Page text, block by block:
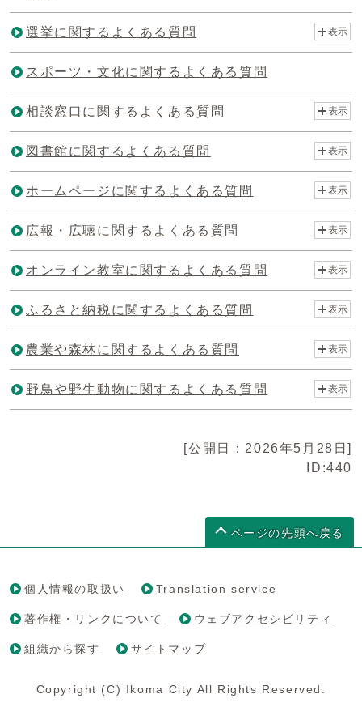
選挙に関するよくある質問 表示
スポーツ・文化に関するよくある質問
相談窓口に関するよくある質問 表示
図書館に関するよくある質問 表示
ホームページに関するよくある質問 表示
広報・広聴に関するよくある質問 表示
オンライン教室に関するよくある質問 表示
ふるさと納税に関するよくある質問 表示
農業や森林に関するよくある質問 表示
野鳥や野生動物に関するよくある質問 表示
[公開日：2026年5月28日]
ID:440
ページの先頭へ戻る
個人情報の取扱い Translation service
著作権・リンクについて ウェブアクセシビリティ
組織から探す サイトマップ
Copyright (C) Ikoma City All Rights Reserved.